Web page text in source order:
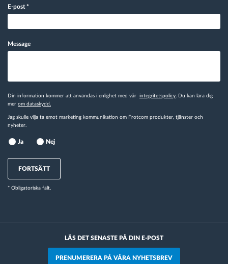
E-post*
Message
Din information kommer att användas i enlighet med vår integritetspolicy . Du kan lära dig
mer om dataskydd.
Jag skulle vilja ta emot marketing kommunikation om Frotcom produkter, tjänster och
nyheter.
Ja Nej
FORTSÄTT
* Obligatoriska fält.
LÄS DET SENASTE PÅ DIN E-POST
PRENUMERERA PÅ VÅRA NYHETSBREV